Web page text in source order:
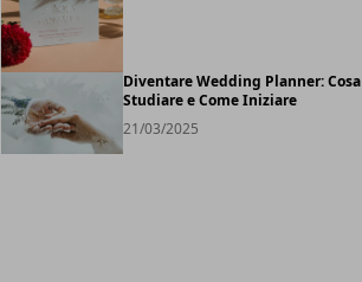
Diventare Wedding Planner: Cosa
Studiare e Come Iniziare
21/03/2025